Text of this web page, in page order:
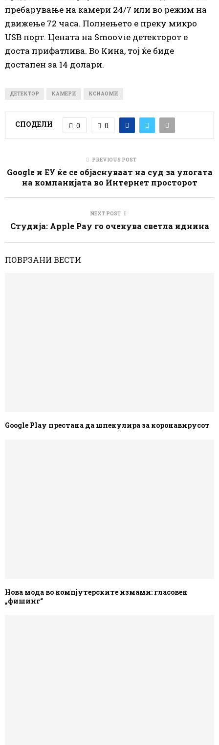
пребарување на камери 24/7 или во режим на
движење 72 часа. Полнењето е преку микро
USB порт. Цената на Smoovie детекторот е
доста прифатлива. Во Кина, тој ќе биде
достапен за 14 долари.
ДЕТЕКТОР КАМЕРИ КСИАОМИ
СПОДЕЛИ 0 0
PREVIOUS POST
Google и ЕУ ќе се објаснуваат на суд за улогата
на компанијата во Интернет просторот
NEXT POST
Студија: Apple Pay го очекува светла иднина
ПОВРЗАНИ ВЕСТИ
Google Play престана да шпекулира за коронавирусот
Нова мода во компјутерските измами: гласовен
„фишинг“